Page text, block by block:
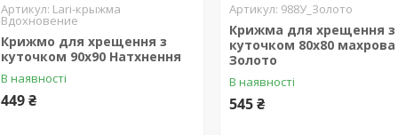
Lari-крыжма
Вдохновение
Крижмо для хрещення з
куточком 90х90 Натхнення
В наявності
449 ₴
988У_Золото
Крижма для хрещення з
куточком 80х80 махрова
Золото
В наявності
545 ₴